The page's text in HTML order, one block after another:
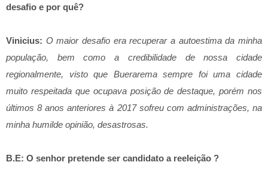
desafio e por quê?
Vinicius: O maior desafio era recuperar a autoestima da minha
população, bem como a credibilidade de nossa cidade
regionalmente, visto que Buerarema sempre foi uma cidade
muito respeitada que ocupava posição de destaque, porém nos
últimos 8 anos anteriores à 2017 sofreu com administrações, na
minha humilde opinião, desastrosas.
B.E: O senhor pretende ser candidato a reeleição ?